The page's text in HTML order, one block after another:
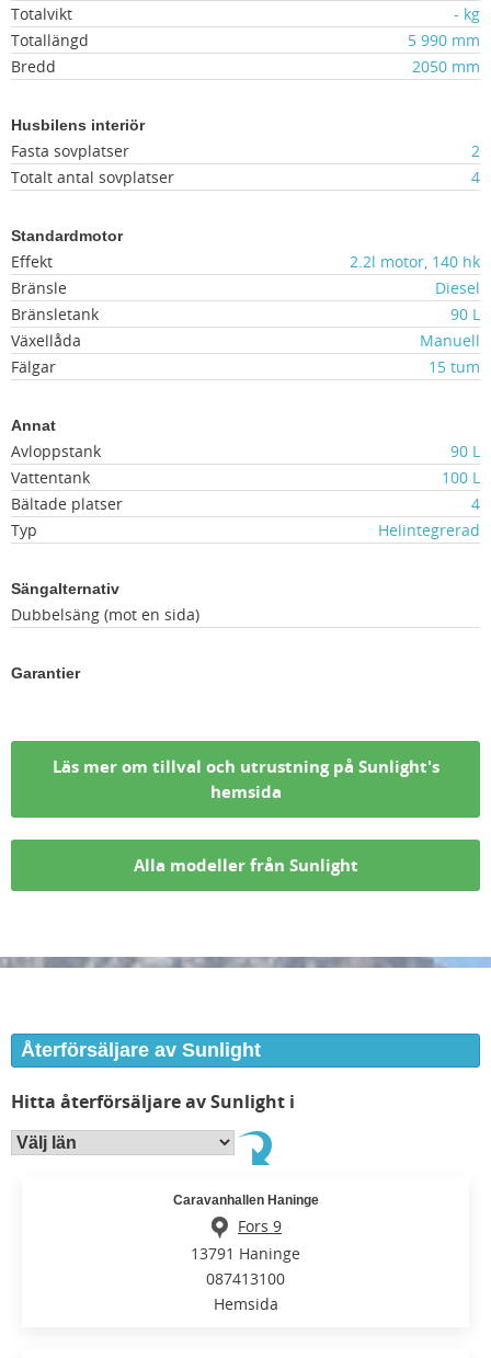
Totalvikt
- kg
Totallängd
5 990 mm
Bredd
2050 mm
Husbilens interiör
Fasta sovplatser
2
Totalt antal sovplatser
4
Standardmotor
Effekt
2.2l motor, 140 hk
Bränsle
Diesel
Bränsletank
90 L
Växellåda
Manuell
Fälgar
15 tum
Annat
Avloppstank
90 L
Vattentank
100 L
Bältade platser
4
Typ
Helintegrerad
Sängalternativ
Dubbelsäng (mot en sida)
Garantier
Läs mer om tillval och utrustning på Sunlight's
hemsida
Alla modeller från Sunlight
Återförsäljare av Sunlight
Hitta återförsäljare av Sunlight i
Caravanhallen Haninge
Fors 9
13791 Haninge
087413100
Hemsida